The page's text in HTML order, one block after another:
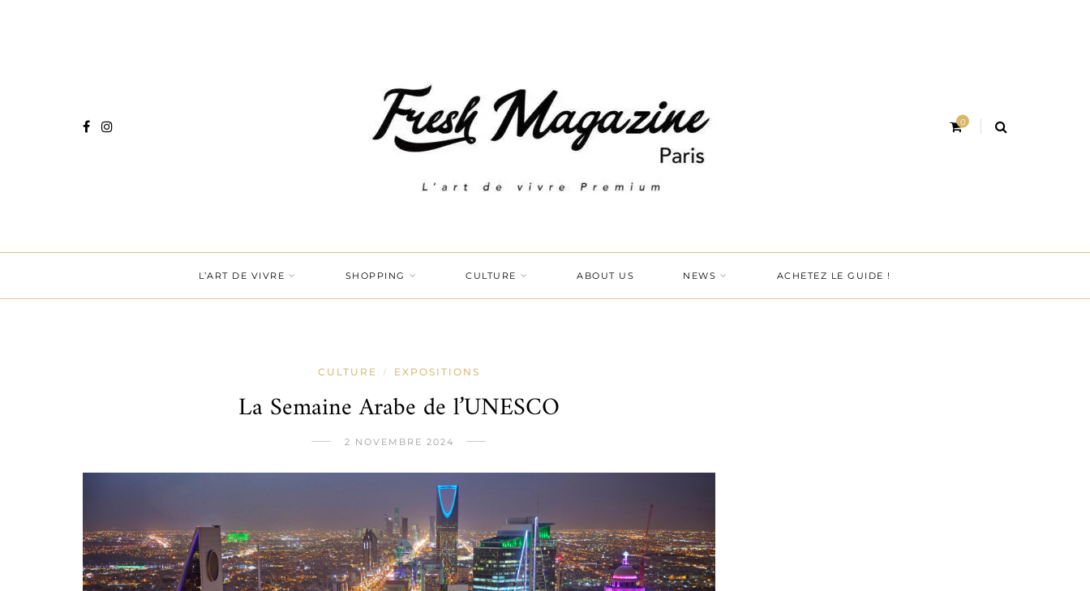
0
L’ART DE VIVRE SHOPPING CULTURE ABOUT US NEWS ACHETEZ LE GUIDE !
CULTURE / EXPOSITIONS
La Semaine Arabe de l’UNESCO
2 NOVEMBRE 2024